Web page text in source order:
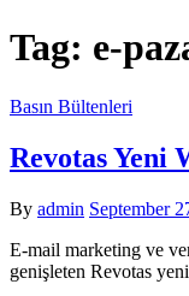
Tag: e-
Basın Bültenleri
Revotas Yeni
By admin September
E-mail marketing ve
genişleten Revotas